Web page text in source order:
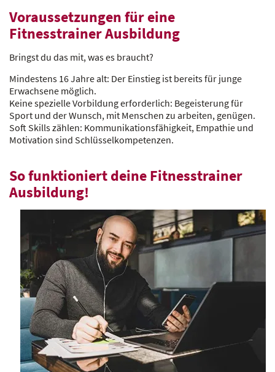
Voraussetzungen für eine
Fitnesstrainer Ausbildung
Bringst du das mit, was es braucht?
Mindestens 16 Jahre alt: Der Einstieg ist bereits für junge
Erwachsene möglich.
Keine spezielle Vorbildung erforderlich: Begeisterung für
Sport und der Wunsch, mit Menschen zu arbeiten, genügen.
Soft Skills zählen: Kommunikationsfähigkeit, Empathie und
Motivation sind Schlüsselkompetenzen.
So funktioniert deine Fitnesstrainer
Ausbildung!